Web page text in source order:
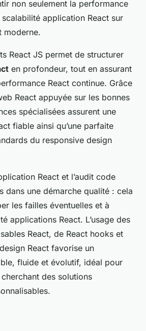
non seulement la performance
application React sur
moderne.
React JS permet de structurer
en profondeur, tout en assurant
React continue. Grâce
React appuyée sur les bonnes
spécialisées assurent une
fiable ainsi qu’une parfaite
du responsive design
React et l’audit code
dans une démarche qualité : cela
les failles éventuelles et à
applications React. L’usage des
React, de React hooks et
React favorise un
fluide et évolutif, idéal pour
des solutions